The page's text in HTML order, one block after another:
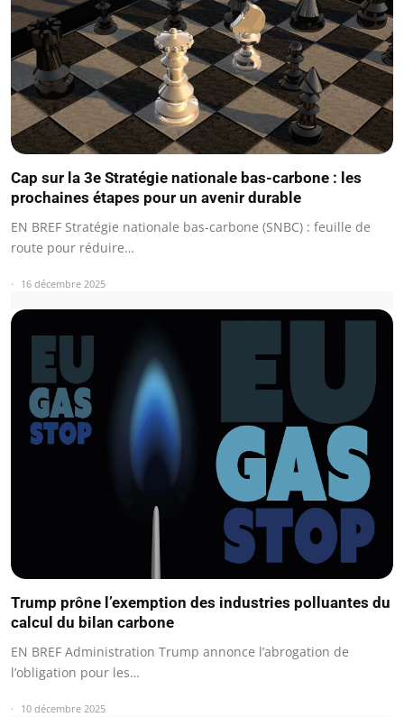
Cap sur la 3e Stratégie nationale bas-carbone : les
prochaines étapes pour un avenir durable
EN BREF Stratégie nationale bas-carbone (SNBC) : feuille de
route pour réduire…
16 décembre 2025
Trump prône l’exemption des industries polluantes du
calcul du bilan carbone
EN BREF Administration Trump annonce l’abrogation de
l’obligation pour les…
10 décembre 2025